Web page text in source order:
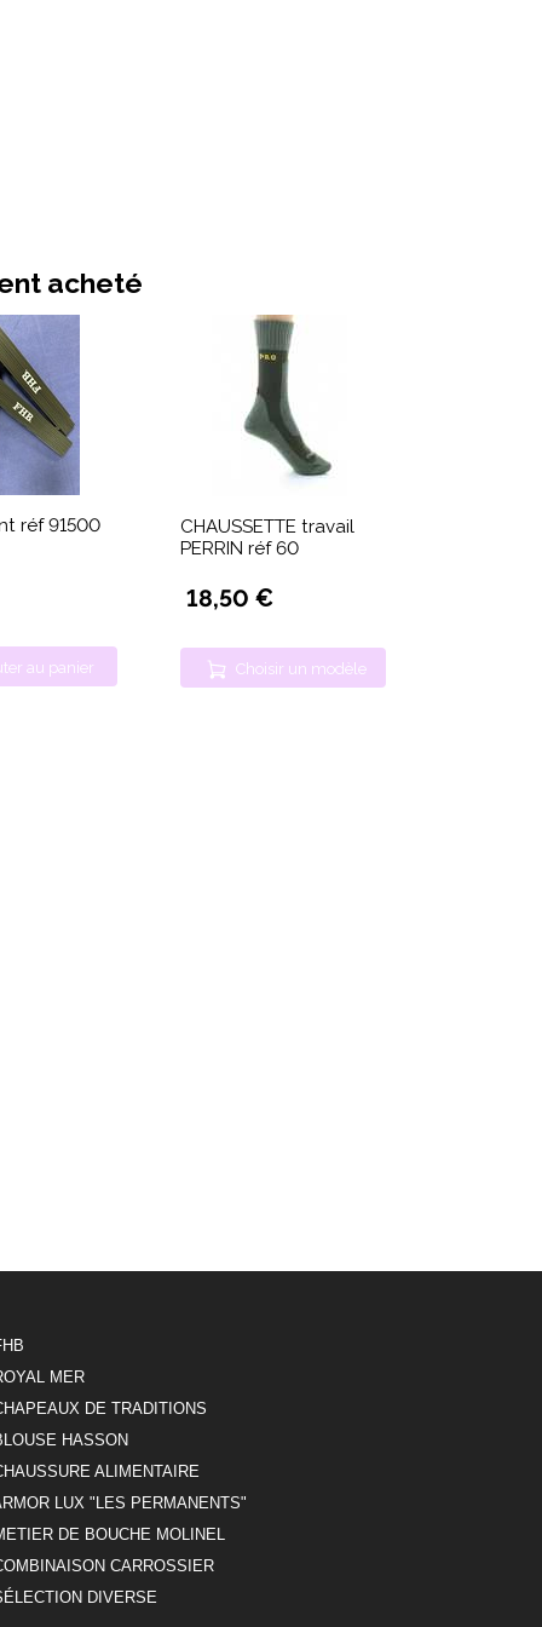
acheté
réf 91500
au panier
CHAUSSETTE travail
PERRIN réf 60
18,50 €
Choisir un modèle
MER
DE TRADITIONS
HASSON
ALIMENTAIRE
LUX "LES PERMANENTS"
DE BOUCHE MOLINEL
CARROSSIER
DIVERSE